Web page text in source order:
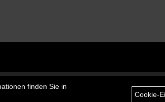
finden Sie in
Cookie-